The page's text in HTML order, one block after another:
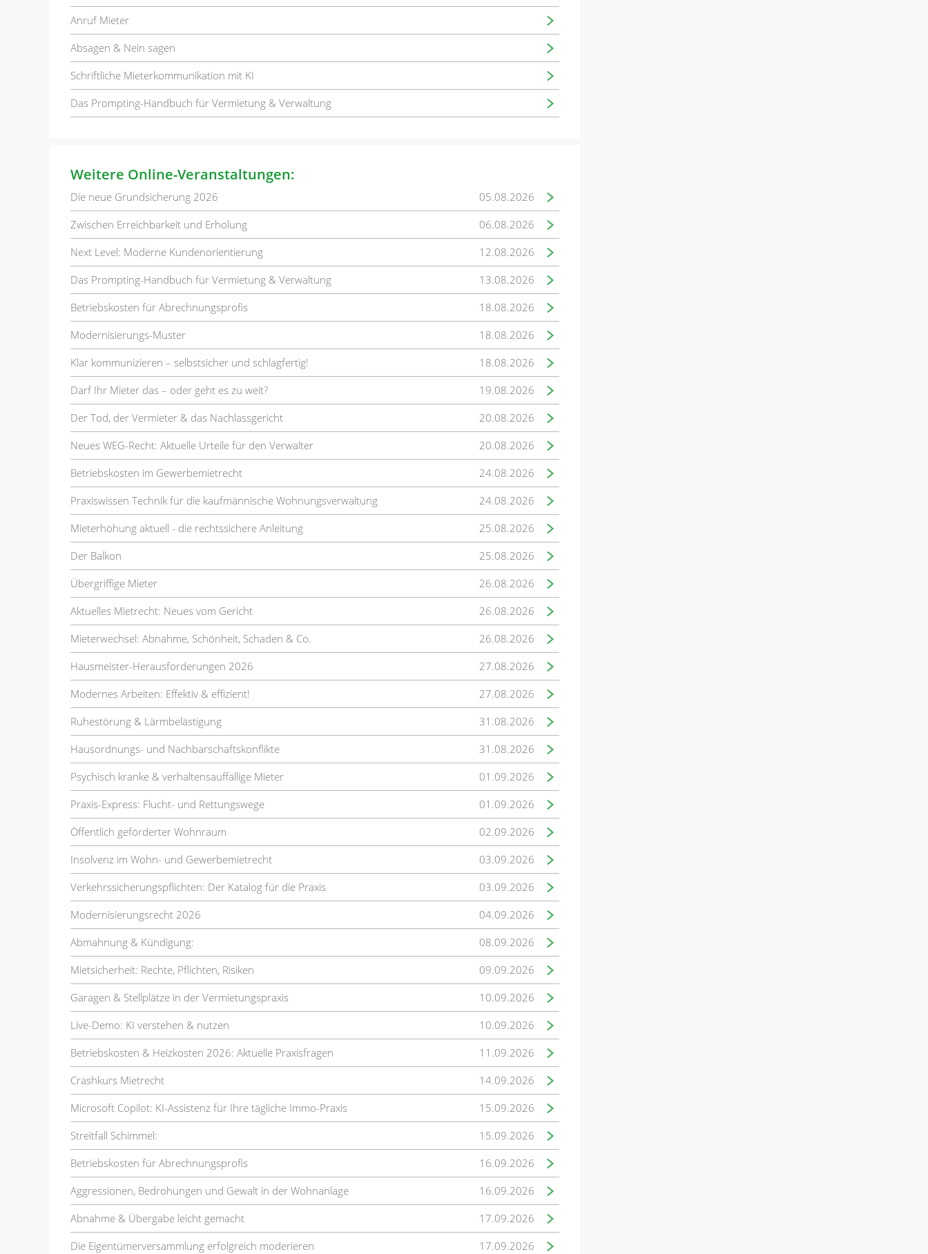
Anruf Mieter
Absagen & Nein sagen
Schriftliche Mieterkommunikation mit KI
Das Prompting-Handbuch für Vermietung & Verwaltung
Weitere Online-Veranstaltungen:
Die neue Grundsicherung 2026
05.08.2026
Zwischen Erreichbarkeit und Erholung
06.08.2026
Next Level: Moderne Kundenorientierung
12.08.2026
Das Prompting-Handbuch für Vermietung & Verwaltung
13.08.2026
Betriebskosten für Abrechnungsprofis
18.08.2026
Modernisierungs-Muster
18.08.2026
Klar kommunizieren – selbstsicher und schlagfertig!
18.08.2026
Darf Ihr Mieter das – oder geht es zu weit?
19.08.2026
Der Tod, der Vermieter & das Nachlassgericht
20.08.2026
Neues WEG-Recht: Aktuelle Urteile für den Verwalter
20.08.2026
Betriebskosten im Gewerbemietrecht
24.08.2026
Praxiswissen Technik für die kaufmännische Wohnungsverwaltung
24.08.2026
Mieterhöhung aktuell - die rechtssichere Anleitung
25.08.2026
Der Balkon
25.08.2026
Übergriffige Mieter
26.08.2026
Aktuelles Mietrecht: Neues vom Gericht
26.08.2026
Mieterwechsel: Abnahme, Schönheit, Schaden & Co.
26.08.2026
Hausmeister-Herausforderungen 2026
27.08.2026
Modernes Arbeiten: Effektiv & effizient!
27.08.2026
Ruhestörung & Lärmbelästigung
31.08.2026
Hausordnungs- und Nachbarschaftskonflikte
31.08.2026
Psychisch kranke & verhaltensauffällige Mieter
01.09.2026
Praxis-Express: Flucht- und Rettungswege
01.09.2026
Öffentlich geförderter Wohnraum
02.09.2026
Insolvenz im Wohn- und Gewerbemietrecht
03.09.2026
Verkehrssicherungspflichten: Der Katalog für die Praxis
03.09.2026
Modernisierungsrecht 2026
04.09.2026
Abmahnung & Kündigung:
08.09.2026
Mietsicherheit: Rechte, Pflichten, Risiken
09.09.2026
Garagen & Stellplätze in der Vermietungspraxis
10.09.2026
Live-Demo: KI verstehen & nutzen
10.09.2026
Betriebskosten & Heizkosten 2026: Aktuelle Praxisfragen
11.09.2026
Crashkurs Mietrecht
14.09.2026
Microsoft Copilot: KI-Assistenz für Ihre tägliche Immo-Praxis
15.09.2026
Streitfall Schimmel:
15.09.2026
Betriebskosten für Abrechnungsprofis
16.09.2026
Aggressionen, Bedrohungen und Gewalt in der Wohnanlage
16.09.2026
Abnahme & Übergabe leicht gemacht
17.09.2026
Die Eigentümerversammlung erfolgreich moderieren
17.09.2026